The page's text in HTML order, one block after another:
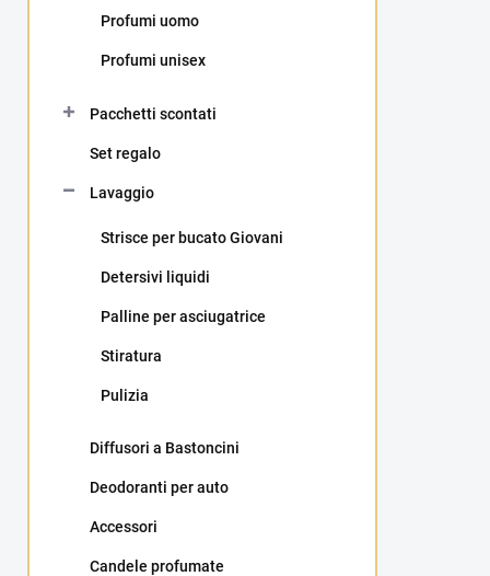
Profumi uomo
Profumi unisex
Pacchetti scontati
Set regalo
Lavaggio
Strisce per bucato Giovani
Detersivi liquidi
Palline per asciugatrice
Stiratura
Pulizia
Diffusori a Bastoncini
Deodoranti per auto
Accessori
Candele profumate